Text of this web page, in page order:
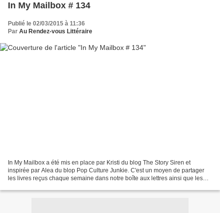
In My Mailbox # 134
Publié le 02/03/2015 à 11:36
Par Au Rendez-vous Littéraire
In My Mailbox a été mis en place par Kristi du blog The Story Siren et
inspirée par Alea du blop Pop Culture Junkie. C'est un moyen de partager
les livres reçus chaque semaine dans notre boîte aux lettres ainsi que les